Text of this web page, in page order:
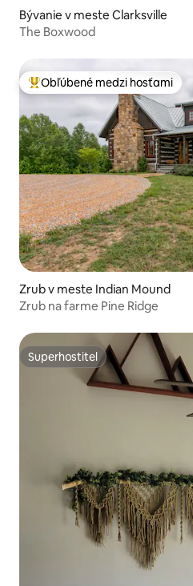
Bývanie v meste Clarksville
The Boxwood
Najobľúbenejšie medzi hosťami
Obľúbené medzi hosťami
Zrub v meste Indian Mound
Zrub na farme Pine Ridge
Superhostiteľ
Superhostiteľ